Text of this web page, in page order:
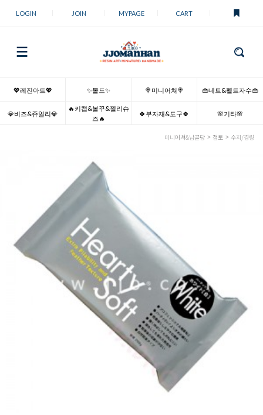
LOGIN JOIN MYPAGE CART
💖레진아트💖 ✨몰드✨ 🍭미니어쳐🍭 👜네트&펠트자수👜
💎비즈&쥬얼리💎
🔥키캡&볼꾸&젤리슈
즈🔥
🍀부자재&도구🍀 🌸기타🌸
미니어쳐&납골당 점토 수지/경량